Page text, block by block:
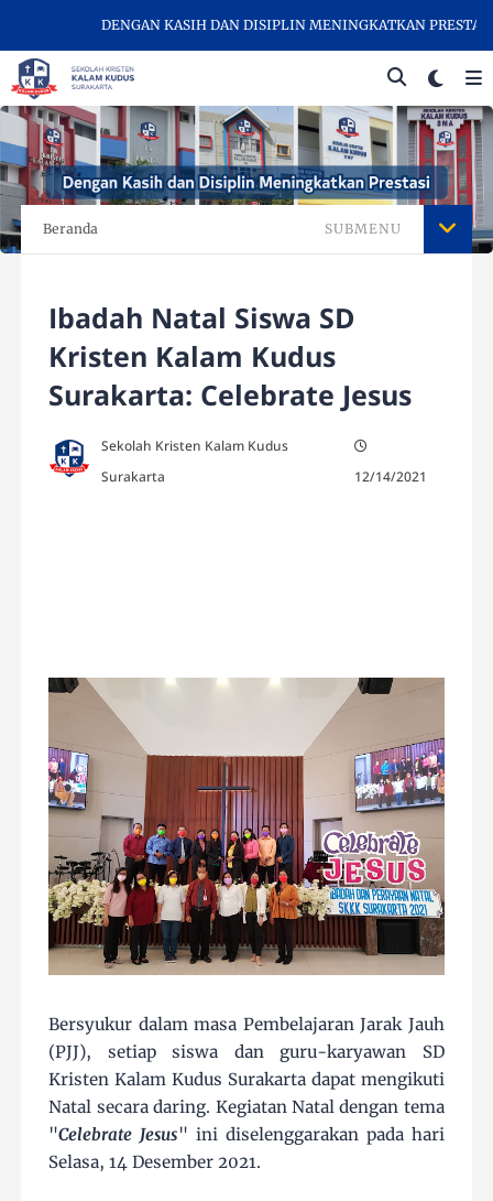
DENGAN KASIH DAN DISIPLIN MENINGKATKAN PRESTASI -
Beranda SUBMENU
Ibadah Natal Siswa SD
Kristen Kalam Kudus
Surakarta: Celebrate Jesus
Sekolah Kristen Kalam Kudus
Surakarta
12/14/2021
Bersyukur dalam masa Pembelajaran Jarak Jauh
(PJJ), setiap siswa dan guru-karyawan SD
Kristen Kalam Kudus Surakarta dapat mengikuti
Natal secara daring. Kegiatan Natal dengan tema
"Celebrate Jesus" ini diselenggarakan pada hari
Selasa, 14 Desember 2021.